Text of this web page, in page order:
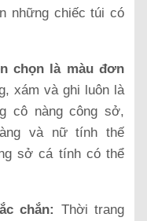
những chiếc túi có
chọn là màu đơn
xám và ghi luôn là
cô nàng công sở,
và nữ tính thế
sở cá tính có thể
chắn: Thời trang